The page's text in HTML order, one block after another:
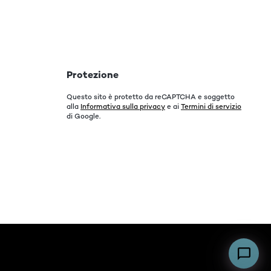
Protezione
Questo sito è protetto da reCAPTCHA e soggetto
alla Informativa sulla privacy e ai Termini di servizio
di Google.